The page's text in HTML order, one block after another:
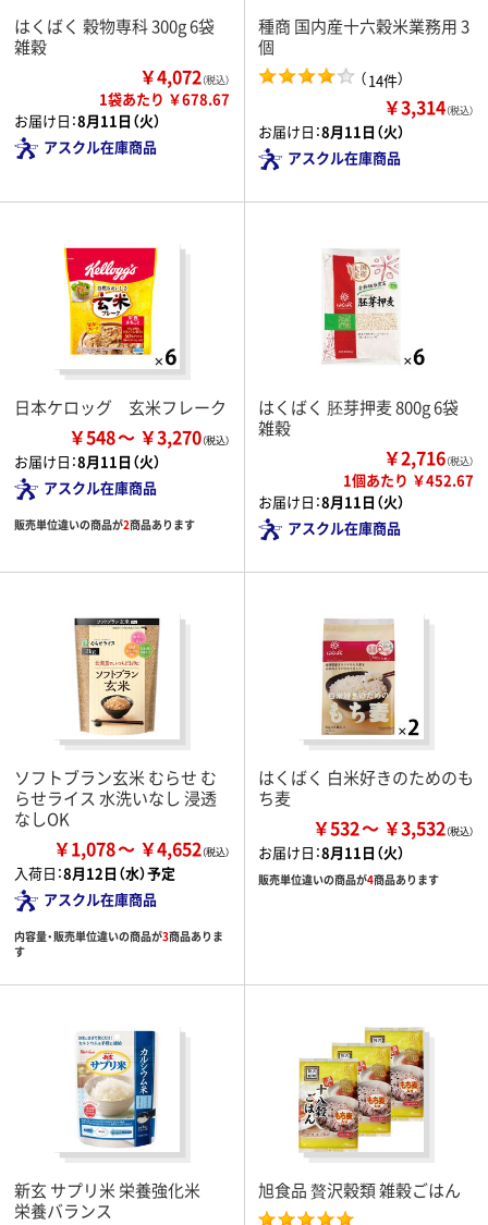
はくばく 穀物専科 300g 6袋
雑穀
￥4,072（税込）
1袋あたり ￥678.67
お届け日：8月11日（火）
アスクル在庫商品
種商 国内産十六穀米業務用 3
個
（14件）
￥3,314（税込）
お届け日：8月11日（火）
アスクル在庫商品
日本ケロッグ 玄米フレーク
￥548 ￥3,270
お届け日：8月11日（火）
アスクル在庫商品
販売単位違いの商品が2商品あります
はくばく 胚芽押麦 800g 6袋
雑穀
￥2,716（税込）
1個あたり ￥452.67
お届け日：8月11日（火）
アスクル在庫商品
ソフトブラン玄米 むらせ む
らせライス 水洗いなし 浸透
なしOK
￥1,078 ￥4,652
入荷日：8月12日（水）予定
アスクル在庫商品
内容量・販売単位違いの商品が3商品ありま
す
はくばく 白米好きのためのも
ち麦
￥532 ￥3,532
お届け日：8月11日（火）
販売単位違いの商品が4商品あります
新玄 サプリ米 栄養強化米
栄養バランス
旭食品 贅沢穀類 雑穀ごはん